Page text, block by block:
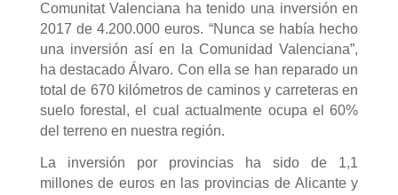
Comunitat Valenciana ha tenido una inversión en
2017 de 4.200.000 euros. “Nunca se había hecho
una inversión así en la Comunidad Valenciana”,
ha destacado Álvaro. Con ella se han reparado un
total de 670 kilómetros de caminos y carreteras en
suelo forestal, el cual actualmente ocupa el 60%
del terreno en nuestra región.
La inversión por provincias ha sido de 1,1
millones de euros en las provincias de Alicante y